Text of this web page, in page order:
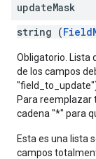
updateMask
string (
Obligatorio. Lista
de los campos
Para reemplazar
cadena "*" para
Esta es una lista
campos